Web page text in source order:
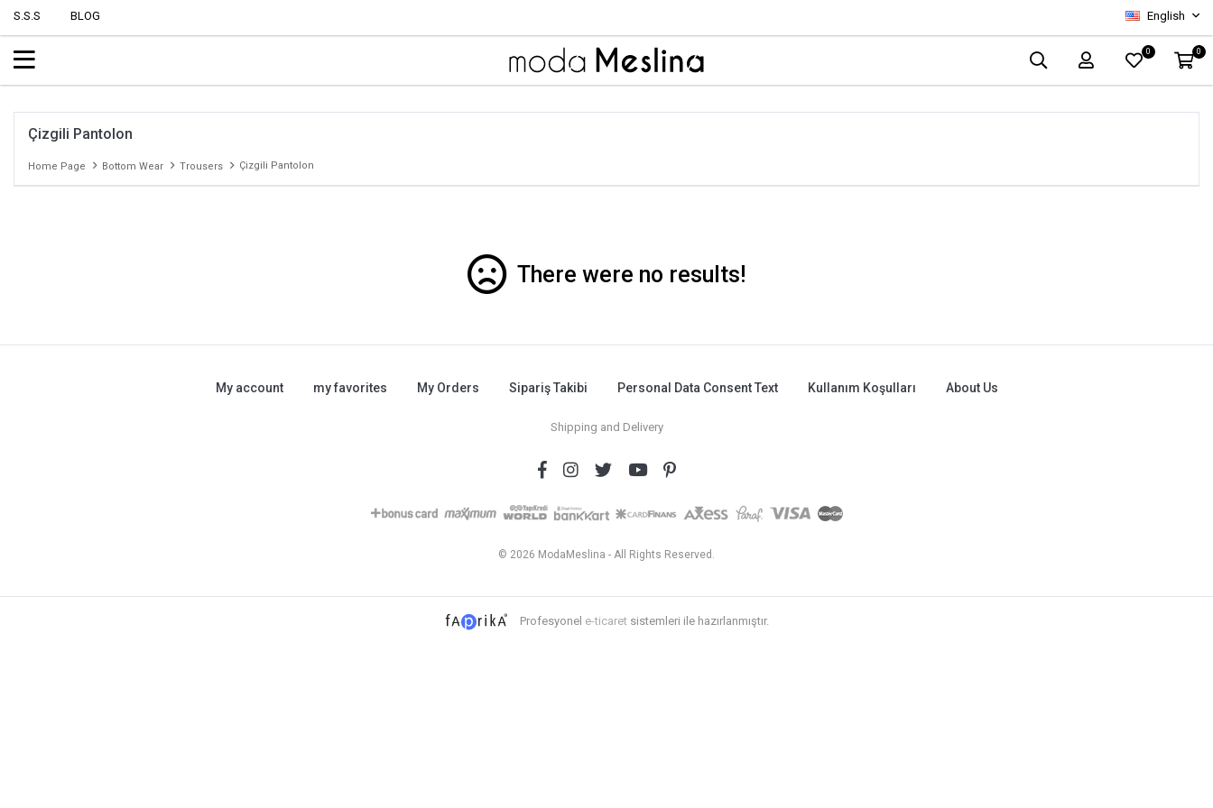
S.S.S BLOG English
0 0
Çizgili Pantolon
Home Page Bottom Wear Trousers Çizgili Pantolon
There were no results!
My account my favorites My Orders Sipariş Takibi Personal Data Consent Text Kullanım Koşulları About Us
Shipping and Delivery
© 2026 ModaMeslina - All Rights Reserved.
Profesyonel e-ticaret sistemleri ile hazırlanmıştır.